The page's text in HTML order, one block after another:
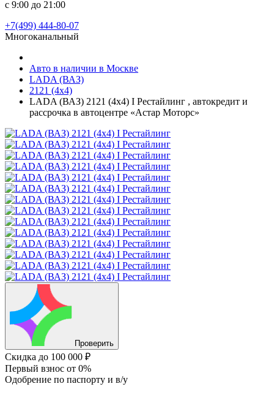
с 9:00 до 21:00
+7(499) 444-80-07
Многоканальный
Авто в наличии в Москве
LADA (ВАЗ)
2121 (4x4)
LADA (ВАЗ) 2121 (4x4) I Рестайлинг , автокредит и
рассрочка в автоцентре «Астар Моторс»
Проверить
Скидка до 100 000 ₽
Первый взнос от 0%
Одобрение по паспорту и в/у